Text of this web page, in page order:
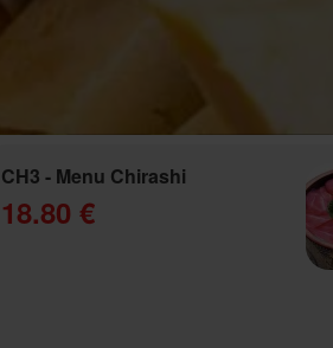
CH3 - Menu Chirashi
18.80 €